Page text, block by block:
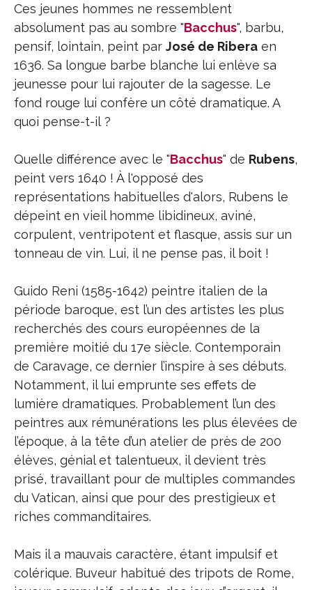
Ces jeunes hommes ne ressemblent
absolument pas au sombre "Bacchus", barbu,
pensif, lointain, peint par José de Ribera en
1636. Sa longue barbe blanche lui enlève sa
jeunesse pour lui rajouter de la sagesse. Le
fond rouge lui confère un côté dramatique. A
quoi pense-t-il ?
Quelle différence avec le "Bacchus" de Rubens,
peint vers 1640 ! À l'opposé des
représentations habituelles d'alors, Rubens le
dépeint en vieil homme libidineux, aviné,
corpulent, ventripotent et flasque, assis sur un
tonneau de vin. Lui, il ne pense pas, il boit !
Guido Reni (1585-1642) peintre italien de la
période baroque, est l’un des artistes les plus
recherchés des cours européennes de la
première moitié du 17e siècle. Contemporain
de Caravage, ce dernier l’inspire à ses débuts.
Notamment, il lui emprunte ses effets de
lumière dramatiques. Probablement l’un des
peintres aux rémunérations les plus élevées de
l’époque, à la tête d’un atelier de près de 200
élèves, génial et talentueux, il devient très
prisé, travaillant pour de multiples commandes
du Vatican, ainsi que pour des prestigieux et
riches commanditaires.
Mais il a mauvais caractère, étant impulsif et
colérique. Buveur habitué des tripots de Rome,